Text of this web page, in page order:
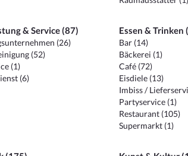
& Service (87)
(26)
(52)
(1)
(6)
Essen & Trinken
Bar (14)
Bäckerei (1)
Café (72)
Eisdiele (13)
Imbiss /
Partyservice (1)
Restaurant (105)
Supermarkt (1)